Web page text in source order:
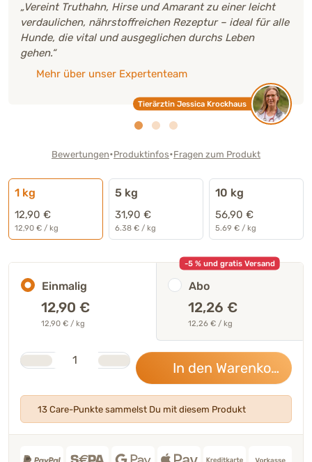
Hirse und Amarant zu einer leicht
Rezeptur – ideal für alle
und ausgeglichen durchs Leben
Expertenteam
Tierärztin Jessica Krockhaus
92 % der
Geprüfte
Bewertungen•Produktinfos•Fragen zum Produkt
1 kg
12,90 €
12,90 € / kg
5 kg
31,90 €
6.38 € / kg
10 kg
56,90 €
5.69 € / kg
Einmalig
12,90 €
12,90 € / kg
-5 % und gratis Versand
Abo
12,26 €
12,26 € / kg
Anzahl
In den Warenkorb
13 Care-Punkte sammelst Du mit diesem Produkt